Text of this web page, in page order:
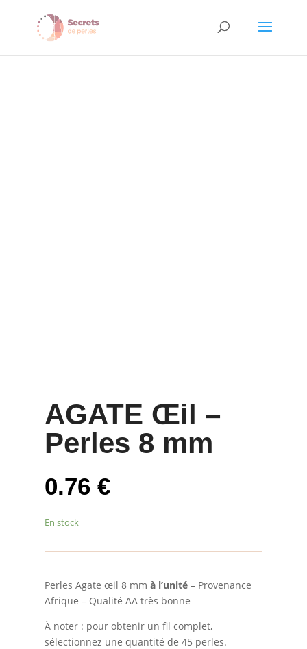
AGATE Œil –
Perles 8 mm
0.76 €
En stock
Perles Agate œil 8 mm à l’unité– Provenance
Afrique – Qualité AA très bonne
À noter : pour obtenir un fil complet,
sélectionnez une quantité de 45 perles.